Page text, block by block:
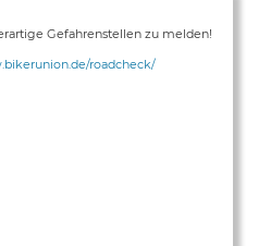
Gefahrenstellen zu melden!
roadcheck/